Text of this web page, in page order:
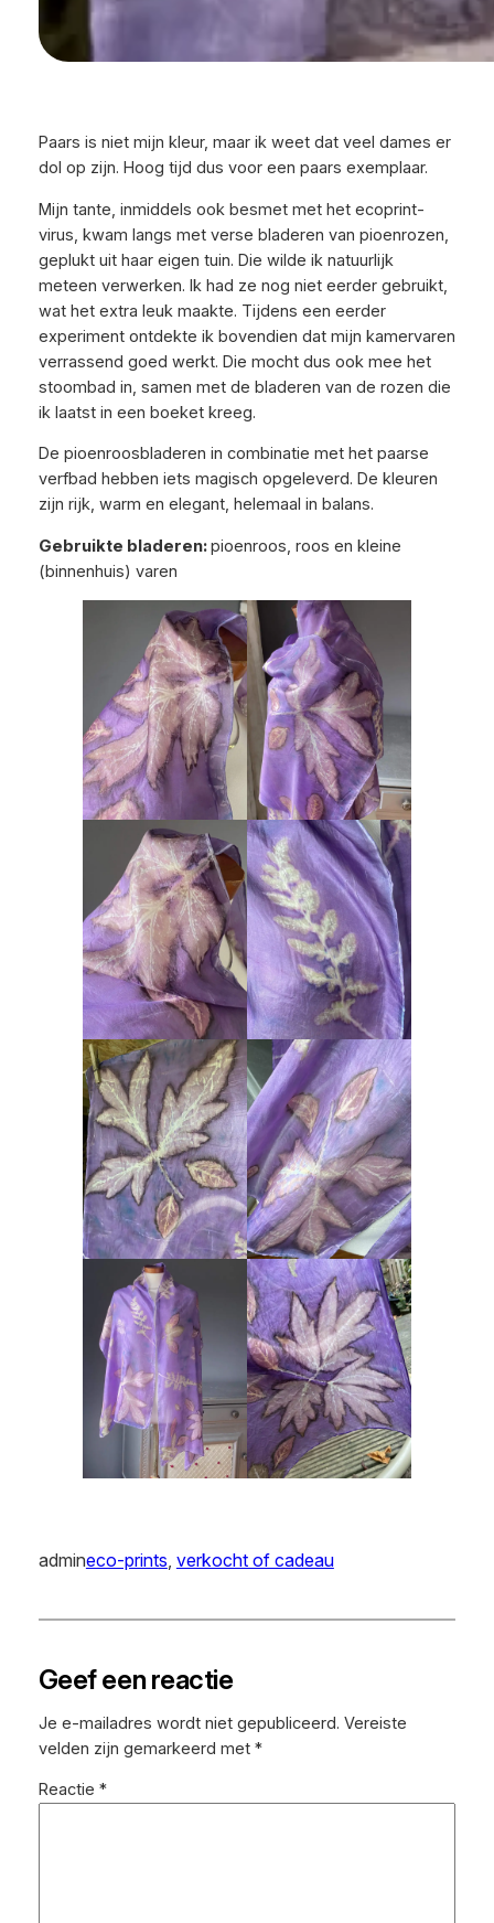
Paars is niet mijn kleur, maar ik weet dat veel dames er
dol op zijn. Hoog tijd dus voor een paars exemplaar.
Mijn tante, inmiddels ook besmet met het ecoprint-
virus, kwam langs met verse bladeren van pioenrozen,
geplukt uit haar eigen tuin. Die wilde ik natuurlijk
meteen verwerken. Ik had ze nog niet eerder gebruikt,
wat het extra leuk maakte. Tijdens een eerder
experiment ontdekte ik bovendien dat mijn kamervaren
verrassend goed werkt. Die mocht dus ook mee het
stoombad in, samen met de bladeren van de rozen die
ik laatst in een boeket kreeg.
De pioenroosbladeren in combinatie met het paarse
verfbad hebben iets magisch opgeleverd. De kleuren
zijn rijk, warm en elegant, helemaal in balans.
Gebruikte bladeren:pioenroos, roos en kleine
(binnenhuis) varen
admineco-prints, verkocht of cadeau
Geef een reactie
Je e-mailadres wordt niet gepubliceerd. Vereiste
velden zijn gemarkeerd met *
Reactie *